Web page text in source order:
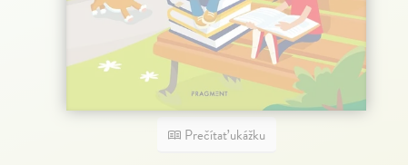
Prečítať ukážku